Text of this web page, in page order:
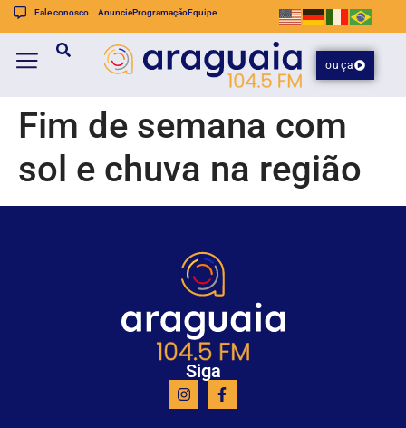
Fale conosco AnuncieProgramaçãoEquipe
ouça
Fim de semana com
sol e chuva na região
Siga